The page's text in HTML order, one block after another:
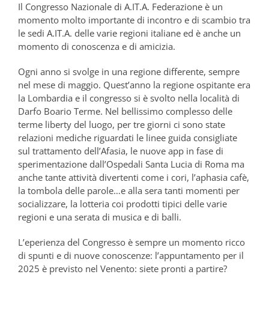
Il Congresso Nazionale di A.IT.A. Federazione è un
momento molto importante di incontro e di scambio tra
le sedi A.IT.A. delle varie regioni italiane ed è anche un
momento di conoscenza e di amicizia.
Ogni anno si svolge in una regione differente, sempre
nel mese di maggio. Quest’anno la regione ospitante era
la Lombardia e il congresso si è svolto nella località di
Darfo Boario Terme. Nel bellissimo complesso delle
terme liberty del luogo, per tre giorni ci sono state
relazioni mediche riguardati le linee guida consigliate
sul trattamento dell’Afasia, le nuove app in fase di
sperimentazione dall’Ospedali Santa Lucia di Roma ma
anche tante attività divertenti come i cori, l’aphasia cafè,
la tombola delle parole…e alla sera tanti momenti per
socializzare, la lotteria coi prodotti tipici delle varie
regioni e una serata di musica e di balli.
L’eperienza del Congresso è sempre un momento ricco
di spunti e di nuove conoscenze: l’appuntamento per il
2025 è previsto nel Venento: siete pronti a partire?